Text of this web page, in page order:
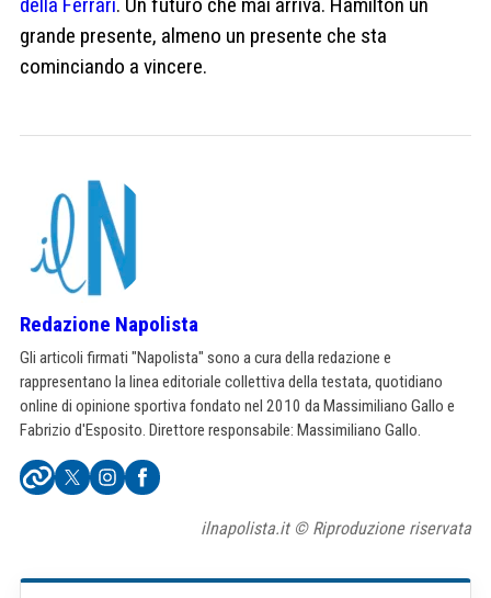
grande presente, almeno un presente che sta
cominciando a vincere.
Redazione Napolista
Gli articoli firmati "Napolista" sono a cura della redazione e
rappresentano la linea editoriale collettiva della testata, quotidiano
online di opinione sportiva fondato nel 2010 da Massimiliano Gallo e
Fabrizio d'Esposito. Direttore responsabile: Massimiliano Gallo.
ilnapolista.it © Riproduzione riservata